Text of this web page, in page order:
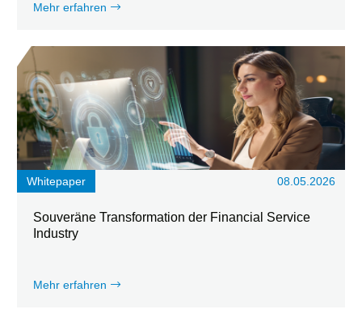
Mehr erfahren
Whitepaper 08.05.2026
Souveräne Transformation der Financial Service
Industry
Mehr erfahren